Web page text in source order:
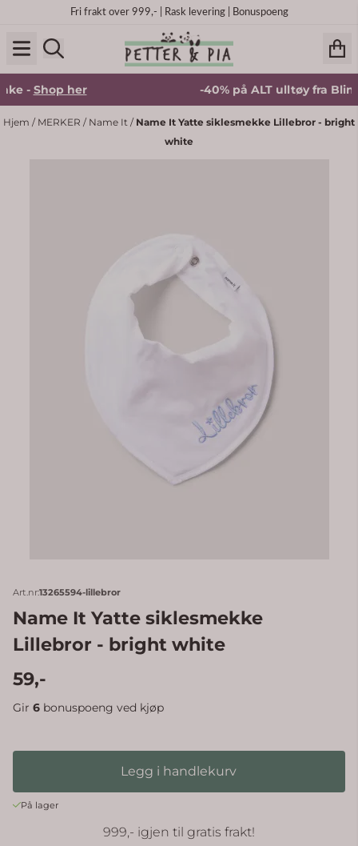
Hopp til innholdFri frakt over 999,- | Rask levering | Bonuspoeng
-Shop her -40% på ALT ulltøy fra Blinke
Hjem / MERKER / Name It / Name It Yatte siklesmekke Lillebror - bright
white
Art.nr:13265594-lillebror
Name It Yatte siklesmekke
Lillebror - bright white
59,-
Gir 6 bonuspoeng ved kjøp
Legg i handlekurv
På lager
999,- igjen til gratis frakt!